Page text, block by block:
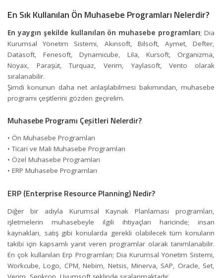
En Sık Kullanılan Ön Muhasebe Programları Nelerdir?
En yaygın şekilde kullanılan ön muhasebe programları; Dia
Kurumsal Yönetim Sistemi, Akınsoft, Bilsoft, Aymet, Defter,
Datasoft, Fenesoft, Dynamicube, Lila, Kursoft, Organizma,
Noyax, Paraşüt, Turquaz, Verim, Yaylasoft, Vento olarak
sıralanabilir.
Şimdi konunun daha net anlaşılabilmesi bakımından, muhasebe
programı çeşitlerini gözden geçirelim.
Muhasebe Programı Çeşitleri Nelerdir?
• Ön Muhasebe Programları
• Ticari ve Mali Muhasebe Programları
• Özel Muhasebe Programları
• ERP Muhasebe Programları
ERP (Enterprise Resource Planning) Nedir?
Diğer bir adıyla Kurumsal Kaynak Planlaması programları,
işletmelerin muhasebeyle ilgili ihtiyaçları haricinde; insan
kaynakları, satış gibi konularda gerekli olabilecek tüm konuların
takibi için kapsamlı yanıt veren programlar olarak tanımlanabilir.
En çok kullanılan Erp Programları; Dia Kurumsal Yönetim Sistemi,
Workcube, Logo, CPM, Nebim, Netsis, Minerva, SAP, Oracle, Set,